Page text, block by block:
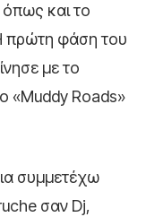
και το
πρώτη φάση του
με το
«Muddy Roads»
συμμετέχω
σαν Dj,